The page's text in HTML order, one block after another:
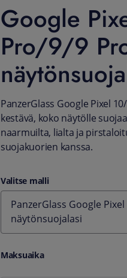
Google
Pro/9/9
PanzerGlass Google Pixel
kestävä, koko näytölle
naarmuilta, lialta ja
suojakuorien kanssa.
Valitse malli
PanzerGlass Google
näytönsuojalasi
Maksuaika